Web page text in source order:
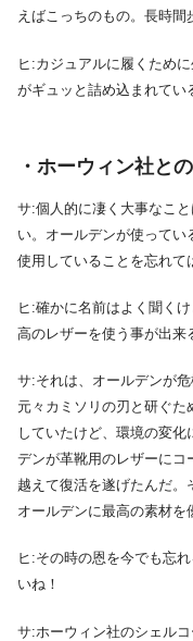
えばこっちのもの。長時間
ヒ:カジュアルに履くため
がギュッと詰め込まれてい
・ホーウィン社と
サ:個人的に凄く大事なこ
い。オールデンが使って
使用していることを忘れて
ヒ:確かに名前はよく聞く
高のレザーを使う事が出来
サ:それは、オールデンが
元々カミソリの刃と研ぐた
していたけど、環境の変
デンが革靴用のレザーにコ
越えて復活を遂げたんだ
オールデンに最高の素材を
ヒ:その時の恩を今でも忘
いね！
サ:ホーウィン社のシェル